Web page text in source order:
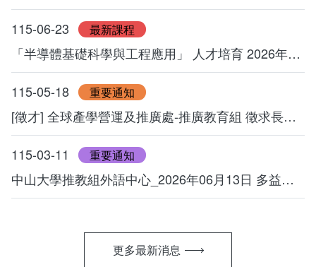
115-06-23 最新課程
「半導體基礎科學與工程應用」 人才培育 2026年暑期課程
115-05-18 重要通知
[徵才] 全球產學營運及推廣處-推廣教育組 徵求長期工讀生
115-03-11 重要通知
中山大學推教組外語中心_2026年06月13日 多益校園考【TOEIC Campus Exam】
更多最新消息